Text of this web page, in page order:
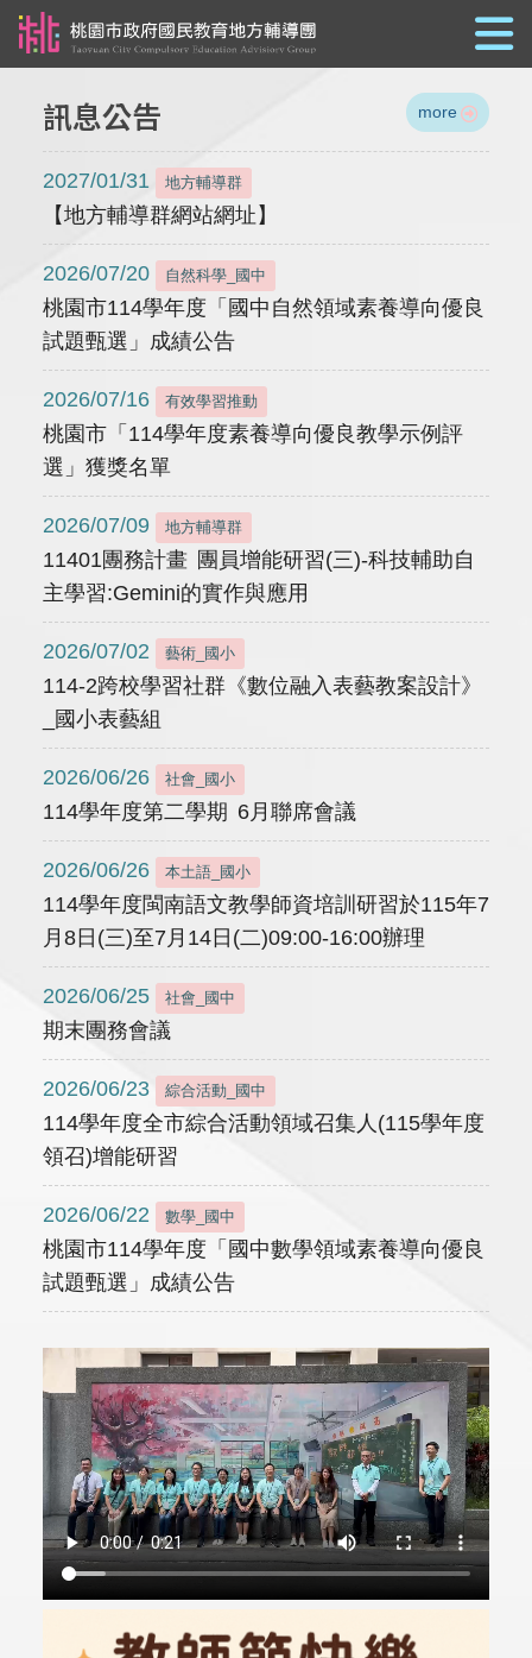
訊息公告 more
2027/01/31 地方輔導群
【地方輔導群網站網址】
2026/07/20 自然科學_國中
桃園市114學年度「國中自然領域素養導向優良
試題甄選」成績公告
2026/07/16 有效學習推動
桃園市「114學年度素養導向優良教學示例評
選」獲獎名單
2026/07/09 地方輔導群
11401團務計畫 團員增能研習(三)-科技輔助自
主學習:Gemini的實作與應用
2026/07/02 藝術_國小
114-2跨校學習社群《數位融入表藝教案設計》
_國小表藝組
2026/06/26 社會_國小
114學年度第二學期 6月聯席會議
2026/06/26 本土語_國小
114學年度閩南語文教學師資培訓研習於115年7
月8日(三)至7月14日(二)09:00-16:00辦理
2026/06/25 社會_國中
期末團務會議
2026/06/23 綜合活動_國中
114學年度全市綜合活動領域召集人(115學年度
領召)增能研習
2026/06/22 數學_國中
桃園市114學年度「國中數學領域素養導向優良
試題甄選」成績公告